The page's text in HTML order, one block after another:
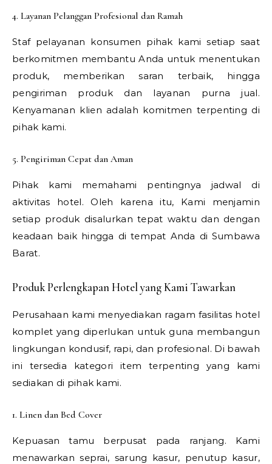
4. Layanan Pelanggan Profesional dan Ramah
Staf pelayanan konsumen pihak kami setiap saat
berkomitmen membantu Anda untuk menentukan
produk, memberikan saran terbaik, hingga
pengiriman produk dan layanan purna jual.
Kenyamanan klien adalah komitmen terpenting di
pihak kami.
5. Pengiriman Cepat dan Aman
Pihak kami memahami pentingnya jadwal di
aktivitas hotel. Oleh karena itu, Kami menjamin
setiap produk disalurkan tepat waktu dan dengan
keadaan baik hingga di tempat Anda di Sumbawa
Barat.
Produk Perlengkapan Hotel yang Kami Tawarkan
Perusahaan kami menyediakan ragam fasilitas hotel
komplet yang diperlukan untuk guna membangun
lingkungan kondusif, rapi, dan profesional. Di bawah
ini tersedia kategori item terpenting yang kami
sediakan di pihak kami.
1. Linen dan Bed Cover
Kepuasan tamu berpusat pada ranjang. Kami
menawarkan seprai, sarung kasur, penutup kasur,